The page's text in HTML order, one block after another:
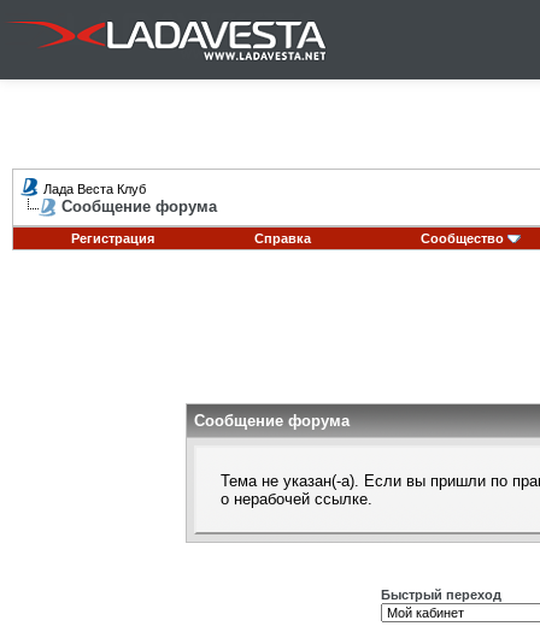
Лада Веста Клуб
Сообщение форума
Регистрация Справка Сообщество
Сообщение форума
Тема не указан(-а). Если вы пришли по
о нерабочей ссылке.
Быстрый переход